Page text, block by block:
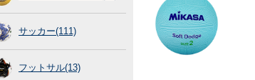
サッカー(111)
フットサル(13)